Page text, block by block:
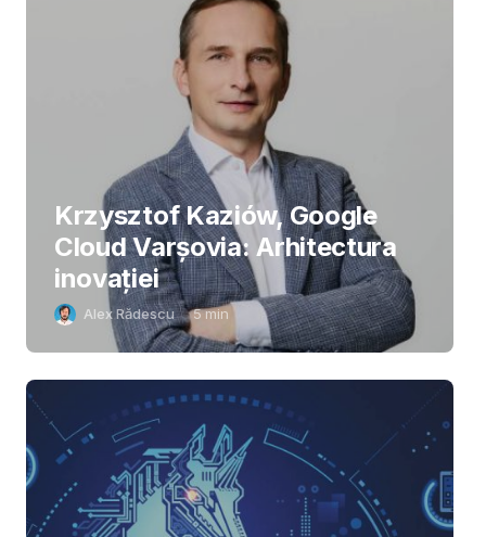
Krzysztof Kaziów, Google
Cloud Varșovia: Arhitectura
inovaţiei
Alex Rădescu 5min